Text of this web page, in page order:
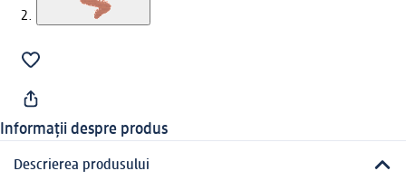
Informații despre produs
Descrierea produsului